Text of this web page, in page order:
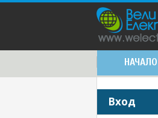
НАЧАЛО
Вход